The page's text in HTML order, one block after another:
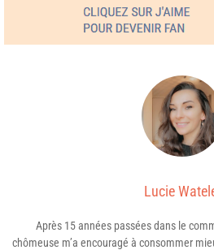
Lucie
Après 15 années passées dans le
chômeuse m’a encouragé à consommer